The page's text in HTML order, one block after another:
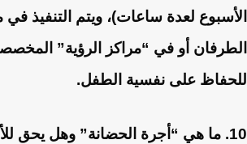
الأسبوع لعدة ساعات)، ويتم التنفيذ
الطرفان أو في “مراكز الرؤية”
للحفاظ على نفسية الطفل.
10. ما هي “أجرة الحضانة” وهل يحق للأم المطالبة بها؟